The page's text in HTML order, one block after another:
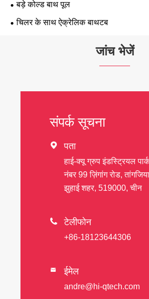
बड़े कोल्ड बाथ पूल
चिलर के साथ ऐक्रेलिक बाथटब
जांच भेजें
संपर्क सूचना
 पता
हाई-क्यू ग्रुप इंडस्ट्रियल
नंबर 99 ज़िंगांग रोड,
झुहाई शहर, 519000, चीन
 टेलीफोन
+86-18123644306
 ईमेल
andre@hi-qtech.com